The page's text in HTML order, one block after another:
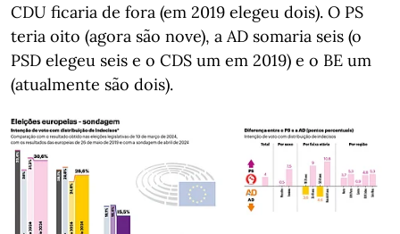
CDU ficaria de fora (em 2019 elegeu dois). O PS
teria oito (agora são nove), a AD somaria seis (o
PSD elegeu seis e o CDS um em 2019) e o BE um
(atualmente são dois).